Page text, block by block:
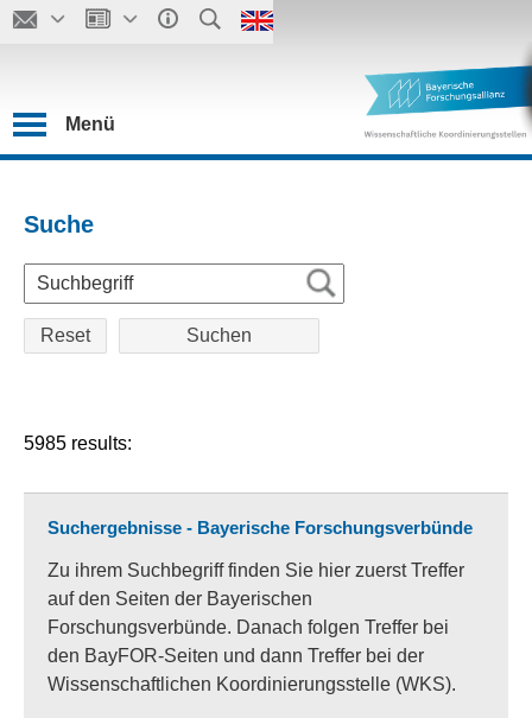
Menü
Suche
Reset
5985 results:
Suchergebnisse - Bayerische Forschungsverbünde
Zu ihrem Suchbegriff finden Sie hier zuerst Treffer
auf den Seiten der Bayerischen
Forschungsverbünde. Danach folgen Treffer bei
den BayFOR-Seiten und dann Treffer bei der
Wissenschaftlichen Koordinierungsstelle (WKS).